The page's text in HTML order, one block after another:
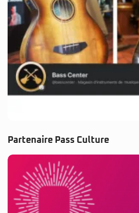
Partenaire Pass Culture